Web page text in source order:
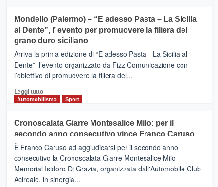
e
messaggi
di
CASTIGLIONE
DI
SICILIA
(Ct)
–
Il
Borgo
Gusto,
il
tra
sapori
vicoli
medievali
Mondello (Palermo) – “E adesso Pasta – La Sicilia
al Dente”, l’ evento per promuovere la filiera del
grano duro siciliano
Arriva la prima edizione di “E adesso Pasta - La Sicilia al
Dente”, l’evento organizzato da Fizz Comunicazione con
l’obiettivo di promuovere la filiera del...
Leggi tuttoLeggi
di
Mondello
(Palermo)
–
“E
adesso
Pasta
–
Automobilismo Sport
Cronoscalata Giarre Montesalice Milo: per il
secondo anno consecutivo vince Franco Caruso
È Franco Caruso ad aggiudicarsi per il secondo anno
consecutivo la Cronoscalata Giarre Montesalice Milo -
Memorial Isidoro Di Grazia, organizzata dall'Automobile Club
Acireale, in sinergia...